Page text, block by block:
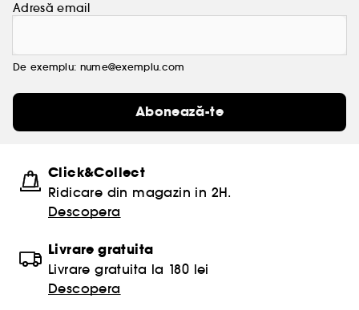
Adresă email
De exemplu: nume@exemplu.com
Abonează-te
Click&Collect
Ridicare din magazin in 2H.
Descopera
Livrare gratuita
Livrare gratuita la 180 lei
Descopera